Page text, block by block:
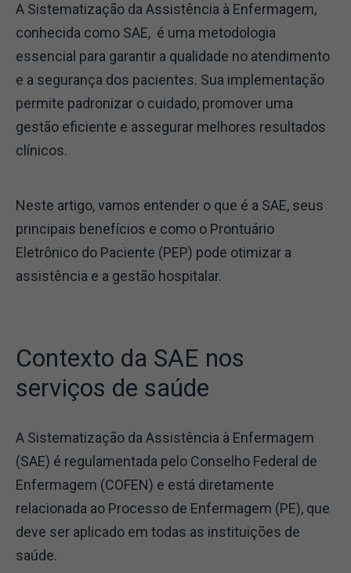
A Sistematização da Assistência à Enfermagem,
conhecida como SAE, é uma metodologia
essencial para garantir a qualidade no atendimento
e a segurança dos pacientes. Sua implementação
permite padronizar o cuidado, promover uma
gestão eficiente e assegurar melhores resultados
clínicos.
Neste artigo, vamos entender o que é a SAE, seus
principais benefícios e como o Prontuário
Eletrônico do Paciente (PEP) pode otimizar a
assistência e a gestão hospitalar.
Contexto da SAE nos
serviços de saúde
A Sistematização da Assistência à Enfermagem
(SAE) é regulamentada pelo Conselho Federal de
Enfermagem (COFEN) e está diretamente
relacionada ao Processo de Enfermagem (PE), que
deve ser aplicado em todas as instituições de
saúde.